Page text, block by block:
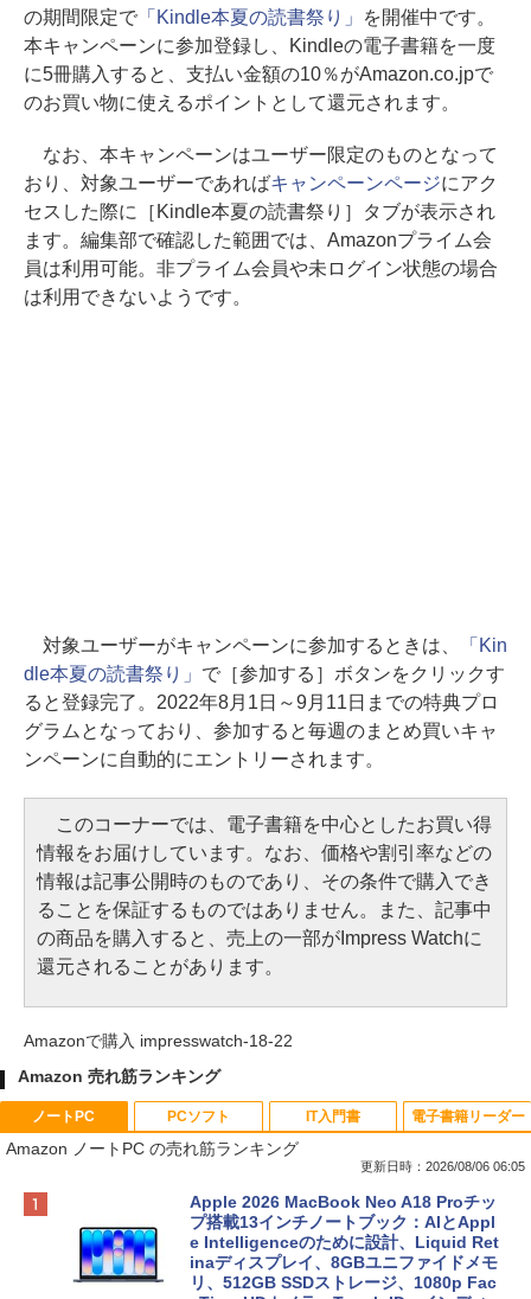
の期間限定で「Kindle本夏の読書祭り」
を開催中です。
本キャンペーンに参加登録し、Kindleの電子書籍を一度
に5冊購入すると、支払い金額の10％がAmazon.co.jpで
のお買い物に使えるポイントとして還元されます。
なお、本キャンペーンはユーザー限定のものとなって
おり、対象ユーザーであればキャンペーンページにアク
セスした際に［Kindle本夏の読書祭り］タブが表示され
ます。編集部で確認した範囲では、Amazonプライム会
員は利用可能。非プライム会員や未ログイン状態の場合
は利用できないようです。
対象ユーザーがキャンペーンに参加するときは、
「Kin
dle本夏の読書祭り」 で［参加する］ボタンをクリックす
ると登録完了。2022年8月1日～9月11日までの特典プロ
グラムとなっており、参加すると毎週のまとめ買いキャ
ンペーンに自動的にエントリーされます。
このコーナーでは、電子書籍を中心としたお買い得
情報をお届けしています。なお、価格や割引率などの
情報は記事公開時のものであり、その条件で購入でき
ることを保証するものではありません。また、記事中
の商品を購入すると、売上の一部がImpress Watchに
還元されることがあります。
Amazonで購入 impresswatch-18-22
Amazon 売れ筋ランキング
ノートPC
Amazon ノートPC の売れ筋ランキング
更新日時：2026/08/06 06:05
Apple 2026 MacBook Neo A18 Proチッ
プ搭載13インチノートブック：AIとAppl
e Intelligenceのために設計、Liquid Ret
inaディスプレイ、8GBユニファイドメモ
リ、512GB SSDストレージ、1080p Fac
PCソフト IT入門書 電子書籍リーダー